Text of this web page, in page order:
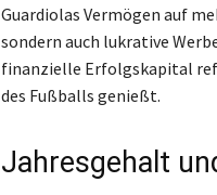
Guardiolas Vermögen auf
sondern auch lukrative
finanzielle Erfolgskapital
des Fußballs genießt.
Jahresgehalt